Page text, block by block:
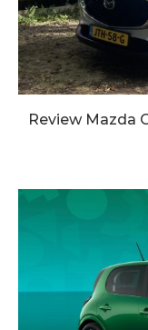
Review Mazda